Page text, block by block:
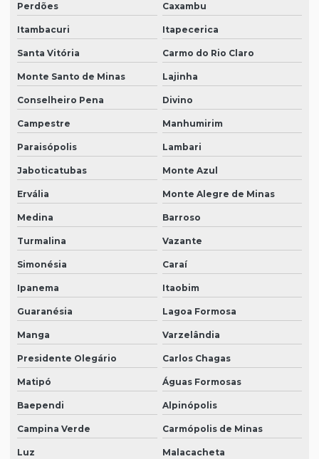
Perdões Caxambu
Itambacuri Itapecerica
Santa Vitória Carmo do Rio Claro
Monte Santo de Minas Lajinha
Conselheiro Pena Divino
Campestre Manhumirim
Paraisópolis Lambari
Jaboticatubas Monte Azul
Ervália Monte Alegre de Minas
Medina Barroso
Turmalina Vazante
Simonésia Caraí
Ipanema Itaobim
Guaranésia Lagoa Formosa
Manga Varzelândia
Presidente Olegário Carlos Chagas
Matipó Águas Formosas
Baependi Alpinópolis
Campina Verde Carmópolis de Minas
Luz Malacacheta